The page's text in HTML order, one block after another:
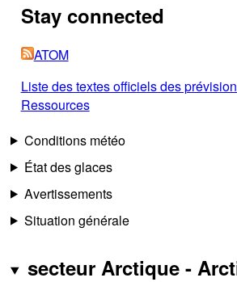
Stay connected
ATOM
Liste des textes officiels des
Ressources
Conditions météo
État des glaces
Avertissements
Situation générale
secteur Arctique -